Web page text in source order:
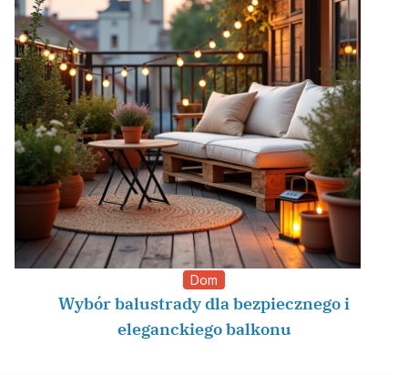
Dom
Wybór balustrady dla bezpiecznego i
eleganckiego balkonu